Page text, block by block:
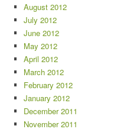
August 2012
July 2012
June 2012
May 2012
April 2012
March 2012
February 2012
January 2012
December 2011
November 2011